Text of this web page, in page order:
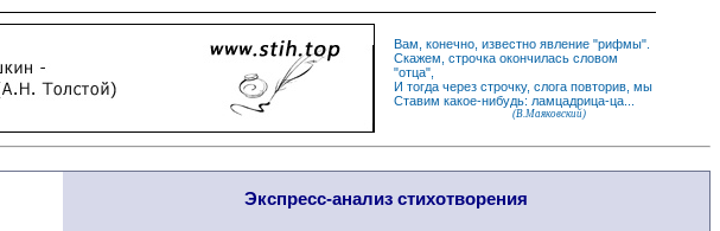
Вам, конечно, известно явление "рифмы".
Скажем, строчка окончилась словом
"отца",
И тогда через строчку, слога повторив, мы
Ставим какое-нибудь: ламцадрица-ца...
(В.Маяковский)
Экспресс-анализ стихотворения